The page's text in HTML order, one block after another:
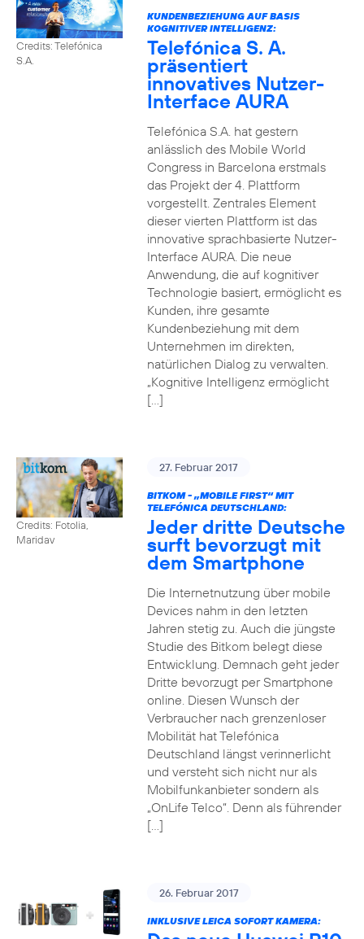
Credits: Telefónica
S.A.
KUNDENBEZIEHUNG AUF BASIS
KOGNITIVER INTELLIGENZ:
Telefónica S. A.
präsentiert
innovatives Nutzer-
Interface AURA
Telefónica S.A. hat gestern
anlässlich des Mobile World
Congress in Barcelona erstmals
das Projekt der 4. Plattform
vorgestellt. Zentrales Element
dieser vierten Plattform ist das
innovative sprachbasierte Nutzer-
Interface AURA. Die neue
Anwendung, die auf kognitiver
Technologie basiert, ermöglicht es
Kunden, ihre gesamte
Kundenbeziehung mit dem
Unternehmen im direkten,
natürlichen Dialog zu verwalten.
„Kognitive Intelligenz ermöglicht
[…]
Credits: Fotolia,
Maridav
27. Februar 2017
BITKOM - „MOBILE FIRST“ MIT
TELEFÓNICA DEUTSCHLAND:
Jeder dritte Deutsche
surft bevorzugt mit
dem Smartphone
Die Internetnutzung über mobile
Devices nahm in den letzten
Jahren stetig zu. Auch die jüngste
Studie des Bitkom belegt diese
Entwicklung. Demnach geht jeder
Dritte bevorzugt per Smartphone
online. Diesen Wunsch der
Verbraucher nach grenzenloser
Mobilität hat Telefónica
Deutschland längst verinnerlicht
und versteht sich nicht nur als
Mobilfunkanbieter sondern als
„OnLife Telco“. Denn als führender
[…]
26. Februar 2017
INKLUSIVE LEICA SOFORT KAMERA: